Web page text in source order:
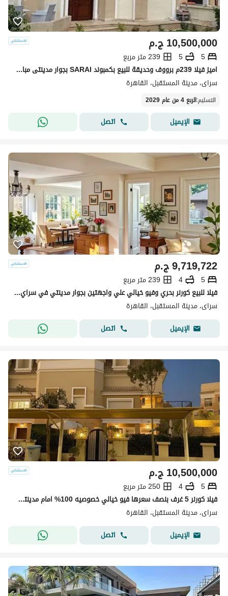
ج.م10,500,000
5
5
239 متر مربع
اميز فيلا 239م برووف وحديقة للبيع بكمبوند SARAI بجوار مدينتى مباشرة
سراى، مدينة المستقبل، القاهرة
التسليم:الربع 4 من عام 2029
الإيميل اتصل
ج.م9,719,722
5
4
239 متر مربع
فيلا للبيع كورنر بحري وفيو خيالي علي واجهتين بجوار مدينتي في سراي sarai
سراى، مدينة المستقبل، القاهرة
الإيميل
اتصل
ج.م10,500,000
5
4
250 متر مربع
فيلا كورنر 5 غرف بنصف سعرها فيو خيالي خصوصيه 100% امام مدينتي و بجوار Mountain View iCity New Cairo . taj city . Haptown
سراى، مدينة المستقبل، القاهرة
الإيميل
اتصل